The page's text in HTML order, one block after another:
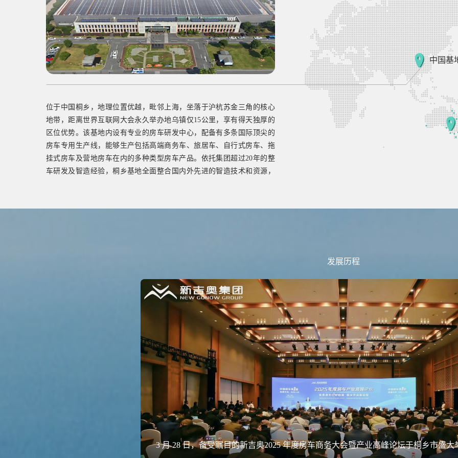
坐落于澳大利亚墨尔本北部，拥有一流的产线设施。该基地主要职能是
承接从中国桐乡基地出口房车产品的终端组装工作，并负责市场营销以
及针对澳新市场的定制化服务。该基地集结了一支强大的生产与营销团
队，通过高效运作，不仅显著缩短了产品的交付周期，还极大地提升了
客户的满意度。基地主打Snowy River、Regent、NEWGEN三大房车品
牌，多次荣获“澳洲年度房车”等殊荣，目前在澳新市场占据领先地位，品
中国基
发展历程
3 月 28 日，备受瞩目的新吉奥2025 年度房车商务大会暨产业高峰论坛于桐乡市盛大